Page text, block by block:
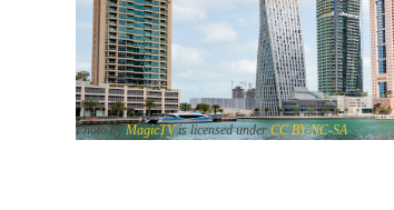
Photo byMagicTVis licensed underCC BY-NC-SA